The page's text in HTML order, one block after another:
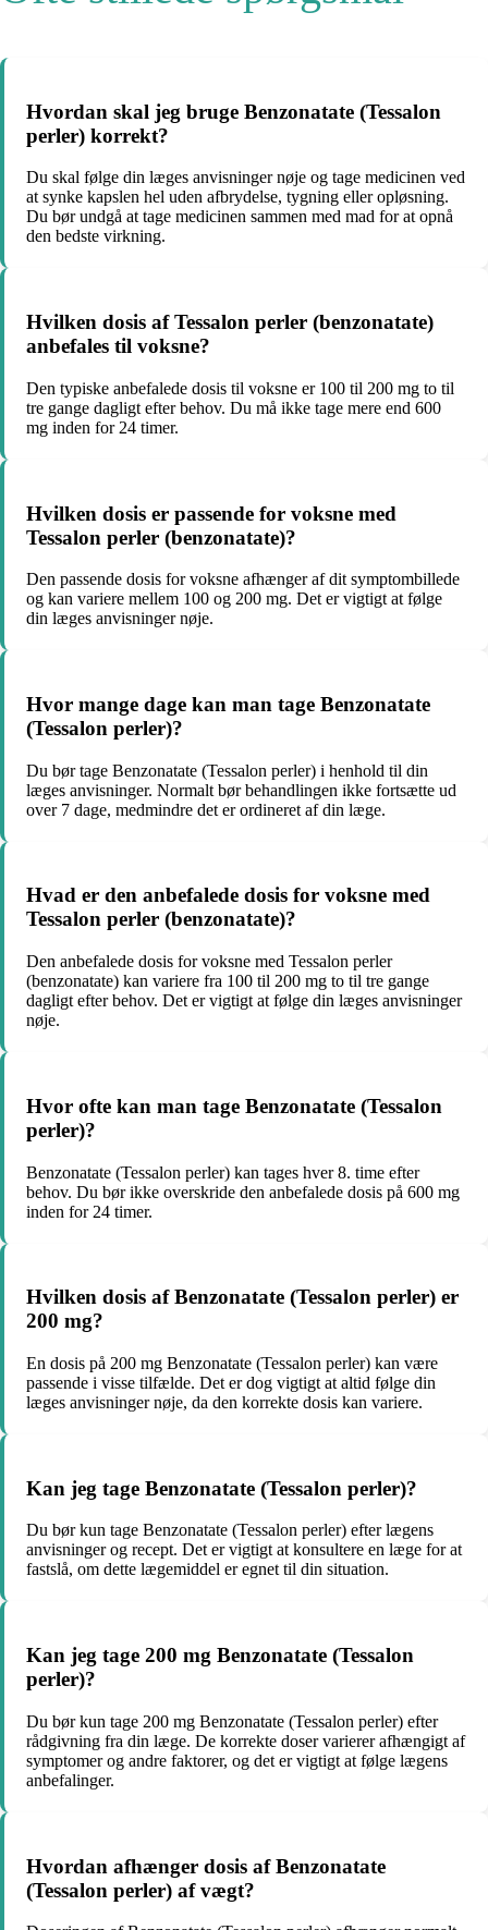
Hvordan skal jeg bruge Benzonatate (Tessalon
perler) korrekt?
Du skal følge din læges anvisninger nøje og tage medicinen ved
at synke kapslen hel uden afbrydelse, tygning eller opløsning.
Du bør undgå at tage medicinen sammen med mad for at opnå
den bedste virkning.
Hvilken dosis af Tessalon perler (benzonatate)
anbefales til voksne?
Den typiske anbefalede dosis til voksne er 100 til 200 mg to til
tre gange dagligt efter behov. Du må ikke tage mere end 600
mg inden for 24 timer.
Hvilken dosis er passende for voksne med
Tessalon perler (benzonatate)?
Den passende dosis for voksne afhænger af dit symptombillede
og kan variere mellem 100 og 200 mg. Det er vigtigt at følge
din læges anvisninger nøje.
Hvor mange dage kan man tage Benzonatate
(Tessalon perler)?
Du bør tage Benzonatate (Tessalon perler) i henhold til din
læges anvisninger. Normalt bør behandlingen ikke fortsætte ud
over 7 dage, medmindre det er ordineret af din læge.
Hvad er den anbefalede dosis for voksne med
Tessalon perler (benzonatate)?
Den anbefalede dosis for voksne med Tessalon perler
(benzonatate) kan variere fra 100 til 200 mg to til tre gange
dagligt efter behov. Det er vigtigt at følge din læges anvisninger
nøje.
Hvor ofte kan man tage Benzonatate (Tessalon
perler)?
Benzonatate (Tessalon perler) kan tages hver 8. time efter
behov. Du bør ikke overskride den anbefalede dosis på 600 mg
inden for 24 timer.
Hvilken dosis af Benzonatate (Tessalon perler) er
200 mg?
En dosis på 200 mg Benzonatate (Tessalon perler) kan være
passende i visse tilfælde. Det er dog vigtigt at altid følge din
læges anvisninger nøje, da den korrekte dosis kan variere.
Kan jeg tage Benzonatate (Tessalon perler)?
Du bør kun tage Benzonatate (Tessalon perler) efter lægens
anvisninger og recept. Det er vigtigt at konsultere en læge for at
fastslå, om dette lægemiddel er egnet til din situation.
Kan jeg tage 200 mg Benzonatate (Tessalon
perler)?
Du bør kun tage 200 mg Benzonatate (Tessalon perler) efter
rådgivning fra din læge. De korrekte doser varierer afhængigt af
symptomer og andre faktorer, og det er vigtigt at følge lægens
anbefalinger.
Hvordan afhænger dosis af Benzonatate
(Tessalon perler) af vægt?